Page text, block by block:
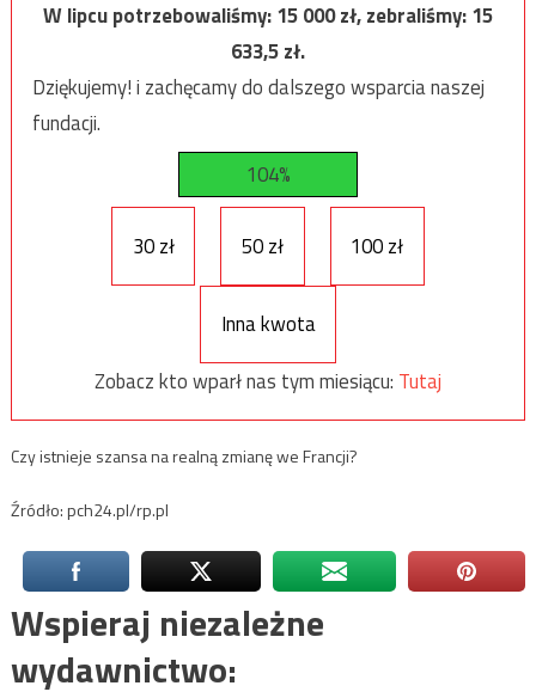
W lipcu potrzebowaliśmy:15 000zł, zebraliśmy:15
633,5zł.
Dziękujemy! i zachęcamy do dalszego wsparcia naszej
fundacji.
104%
30 zł 50 zł 100 zł
Inna kwota
Zobacz kto wparł nas tym miesiącu: Tutaj
Czy istnieje szansa na realną zmianę we Francji?
Źródło: pch24.pl/rp.pl
Wspieraj niezależne
wydawnictwo: